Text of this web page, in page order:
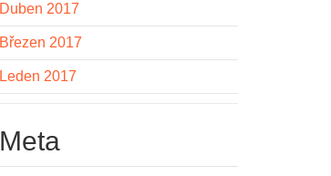
Duben 2017
Březen 2017
Leden 2017
Meta